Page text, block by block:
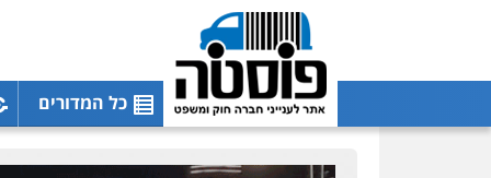
כל המדורים